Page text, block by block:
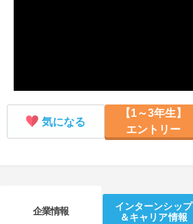
気になる
【1～3年生】
エントリー
企業情報
インターンシップ
＆キャリア情報